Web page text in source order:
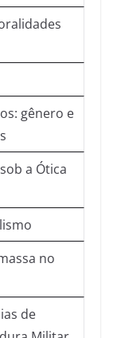
gênero e
a Ótica
no
de